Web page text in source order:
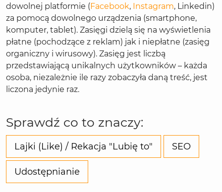
dowolnej platformie ( Facebook, Instagram, Linkedin)
za pomocą dowolnego urządzenia (smartphone,
komputer, tablet). Zasięgi dzielą się na wyświetlenia
płatne (pochodzące z reklam) jak i niepłatne (zasięg
organiczny i wirusowy). Zasięg jest liczbą
przedstawiającą unikalnych użytkowników – każda
osoba, niezależnie ile razy zobaczyła daną treść, jest
liczona jedynie raz.
Sprawdź co to znaczy:
Lajki (Like) / Rekacja "Lubię to" SEO
Udostępnianie